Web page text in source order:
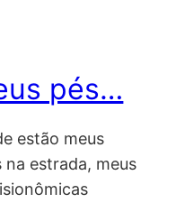
pés…
estão meus
na estrada, meus